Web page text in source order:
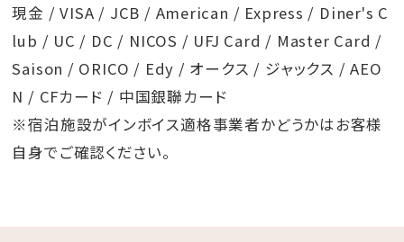
現金 / VISA / JCB / American / Express / Diner's C
lub / UC / DC / NICOS / UFJ Card / Master Card /
Saison / ORICO / Edy / オークス / ジャックス / AEO
N / CFカード / 中国銀聯カード
※宿泊施設がインボイス適格事業者かどうかはお客様
自身でご確認ください。